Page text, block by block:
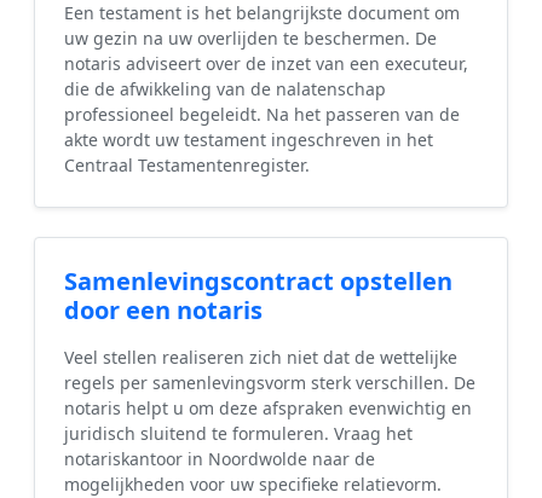
Een testament is het belangrijkste document om
uw gezin na uw overlijden te beschermen. De
notaris adviseert over de inzet van een executeur,
die de afwikkeling van de nalatenschap
professioneel begeleidt. Na het passeren van de
akte wordt uw testament ingeschreven in het
Centraal Testamentenregister.
Samenlevingscontract opstellen
door een notaris
Veel stellen realiseren zich niet dat de wettelijke
regels per samenlevingsvorm sterk verschillen. De
notaris helpt u om deze afspraken evenwichtig en
juridisch sluitend te formuleren. Vraag het
notariskantoor in Noordwolde naar de
mogelijkheden voor uw specifieke relatievorm.